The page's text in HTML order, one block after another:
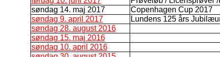
søndag 14. maj 2017
Copenhagen Cup 2017
søndag 9. april 2017
Lundens 125 års
søndag 28. august 2016
søndag 15. maj 2016
søndag 10. april 2016